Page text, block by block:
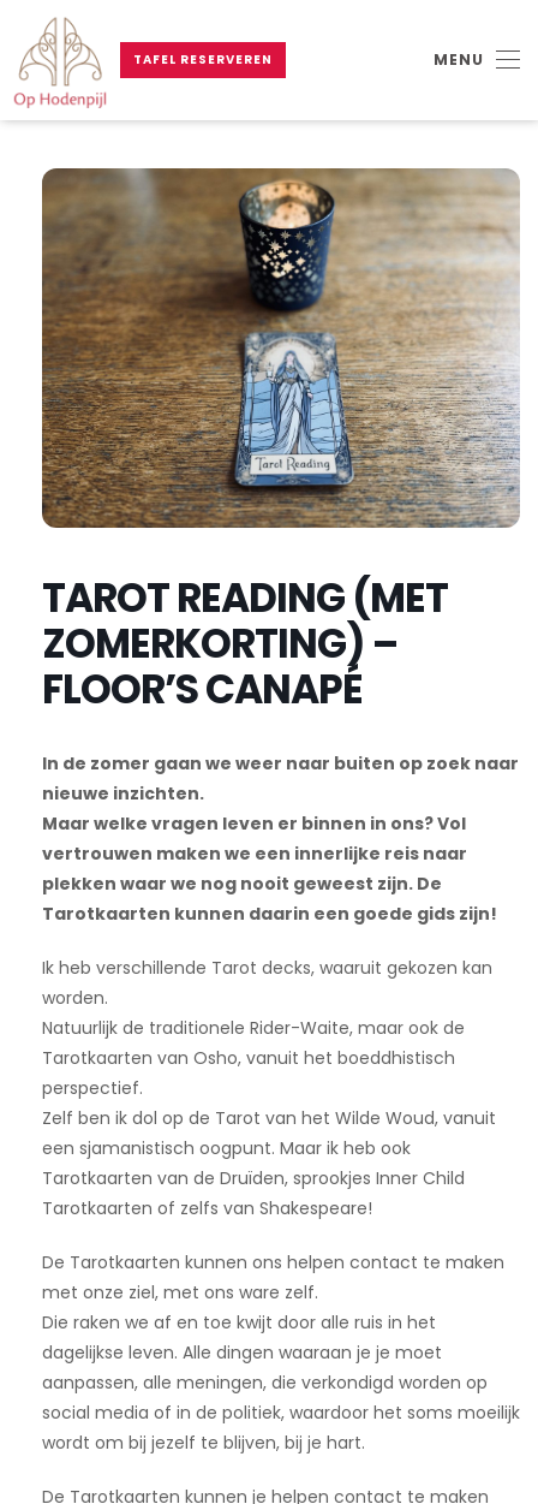
Skip to main content
TAFEL RESERVEREN MENU
TAROT READING (MET
ZOMERKORTING) –
FLOOR’S CANAPÉ
In de zomer gaan we weer naar buiten op zoek naar
nieuwe inzichten.
Maar welke vragen leven er binnen in ons? Vol
vertrouwen maken we een innerlijke reis naar
plekken waar we nog nooit geweest zijn. De
Tarotkaarten kunnen daarin een goede gids zijn!
Ik heb verschillende Tarot decks, waaruit gekozen kan
worden.
Natuurlijk de traditionele Rider-Waite, maar ook de
Tarotkaarten van Osho, vanuit het boeddhistisch
perspectief.
Zelf ben ik dol op de Tarot van het Wilde Woud, vanuit
een sjamanistisch oogpunt. Maar ik heb ook
Tarotkaarten van de Druïden, sprookjes Inner Child
Tarotkaarten of zelfs van Shakespeare!
De Tarotkaarten kunnen ons helpen contact te maken
met onze ziel, met ons ware zelf.
Die raken we af en toe kwijt door alle ruis in het
dagelijkse leven. Alle dingen waaraan je je moet
aanpassen, alle meningen, die verkondigd worden op
social media of in de politiek, waardoor het soms moeilijk
wordt om bij jezelf te blijven, bij je hart.
De Tarotkaarten kunnen je helpen contact te maken